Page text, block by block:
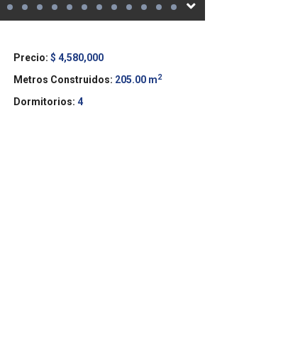
Precio: $ 4,580,000
Metros Construidos: 205.00 m2
Dormitorios: 4